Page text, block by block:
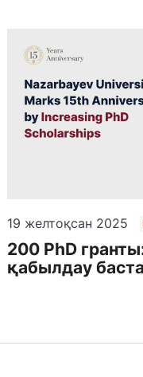
19 желтоқсан 2025
200 PhD
қабылдау